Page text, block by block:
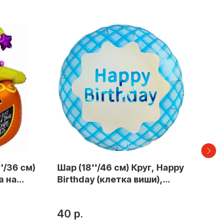
36 см)
на
Шар (18''/46 см) Круг, Happy
Birthday (клетка виши),
40 р.